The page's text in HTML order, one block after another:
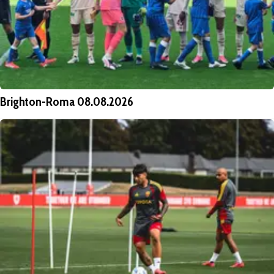
Brighton-Roma 08.08.2026